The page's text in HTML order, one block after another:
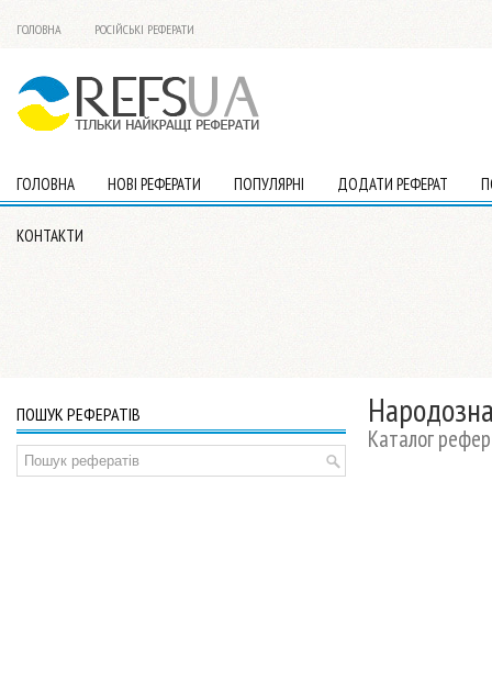
ГОЛОВНА РОСІЙСЬКІ РЕФЕРАТИ
ГОЛОВНА НОВІ РЕФЕРАТИ ПОПУЛЯРНІ ДОДАТИ РЕФЕРАТ
КОНТАКТИ
Каталог
ПОШУК РЕФЕРАТІВ